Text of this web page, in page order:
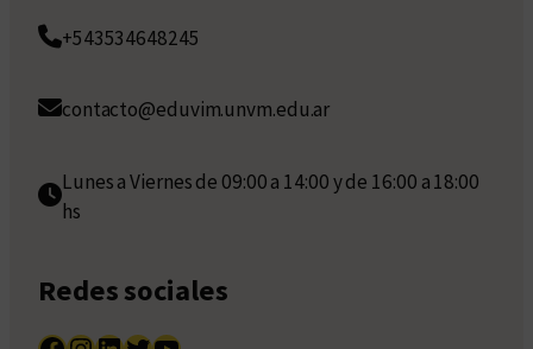
+543534648245
contacto@eduvim.unvm.edu.ar
Lunes a Viernes de 09:00 a 14:00 y de 16:00 a 18:00
hs
Redes sociales